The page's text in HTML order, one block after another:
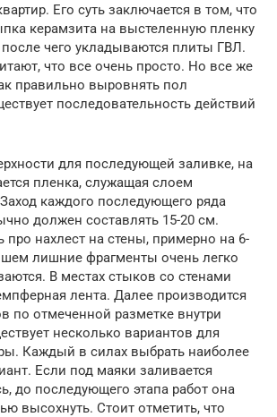
Его суть заключается в том, что
керамзита на выстеленную пленку
чего укладываются плиты ГВЛ.
что все очень просто. Но все же
правильно выровнять пол
последовательность действий
для последующей заливке, на
пленка, служащая слоем
каждого последующего ряда
должен составлять 15-20 см.
про нахлест на стены, примерно на 6-
лишние фрагменты очень легко
В местах стыков со стенами
лента. Далее производится
по отмеченной разметке внутри
несколько вариантов для
Каждый в силах выбрать наиболее
Если под маяки заливается
до последующего этапа работ она
высохнуть. Стоит отметить, что